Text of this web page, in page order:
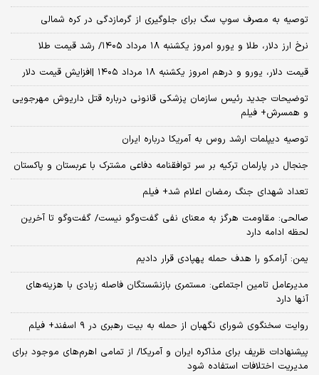
توصیه به مصرف سوپ سگ برای جلوگیری از گرمازدگی در کره شمالی
نرخ ارز دلار، طلا و یورو امروز یکشنبه ۱۸ مرداد ۱۴۰۵/ رشد قیمت طلا
قیمت دلار، یورو و درهم امروز یکشنبه ۱۸ مرداد ۱۴۰۵ |افزایش قیمت دلار
توضیحات جدید رئیس سازمان پزشکی قانونی درباره قتل داریوش مهرجویی
و همسرش+ فیلم
توصیه دیپلمات ارشد روس به آمریکا درباره ایران
جنجال در پارلمان ترکیه بر سر توافقنامه دفاعی مشترک با عربستان و پاکستان
تعداد شهدای جنگ رمضان اعلام شد+ فیلم
صالحی: مقاومت هرگز به معنای نفی گفت‌وگو نیست/ گفت‌وگو تا آخرین
لحظه ادامه دارد
یمن: آرامکو را هدف حمله پهپادی قرار دادیم
مدیرعامل تامین اجتماعی: مستمری بازنشستگان فاصله زیادی با هزینه‌های
آنها دارد
روایت سخنگوی شورای نگهبان از حمله به بیت رهبری در ۹ اسفند+ فیلم
پیشنهادات ظریف برای مذاکره ایران و آمریکا/ از تمامی اهرم‌های موجود برای
مدیریت اختلافات استفاده شود